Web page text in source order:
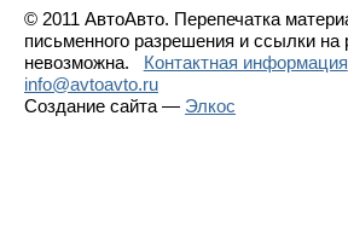
© 2011 АвтоАвто. Перепечатка
письменного разрешения и ссылки на
невозможна.
Контактная информация
info@avtoavto.ru
Создание сайта — Элкос